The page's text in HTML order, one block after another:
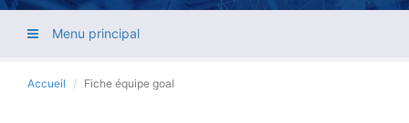
Menu principal
Accueil Fiche équipe goal